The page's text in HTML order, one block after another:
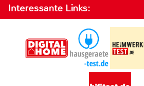
Interessante Links: